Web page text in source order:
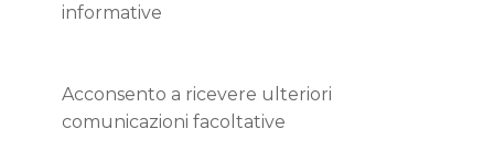
informative
Acconsento a ricevere ulteriori
comunicazioni facoltative